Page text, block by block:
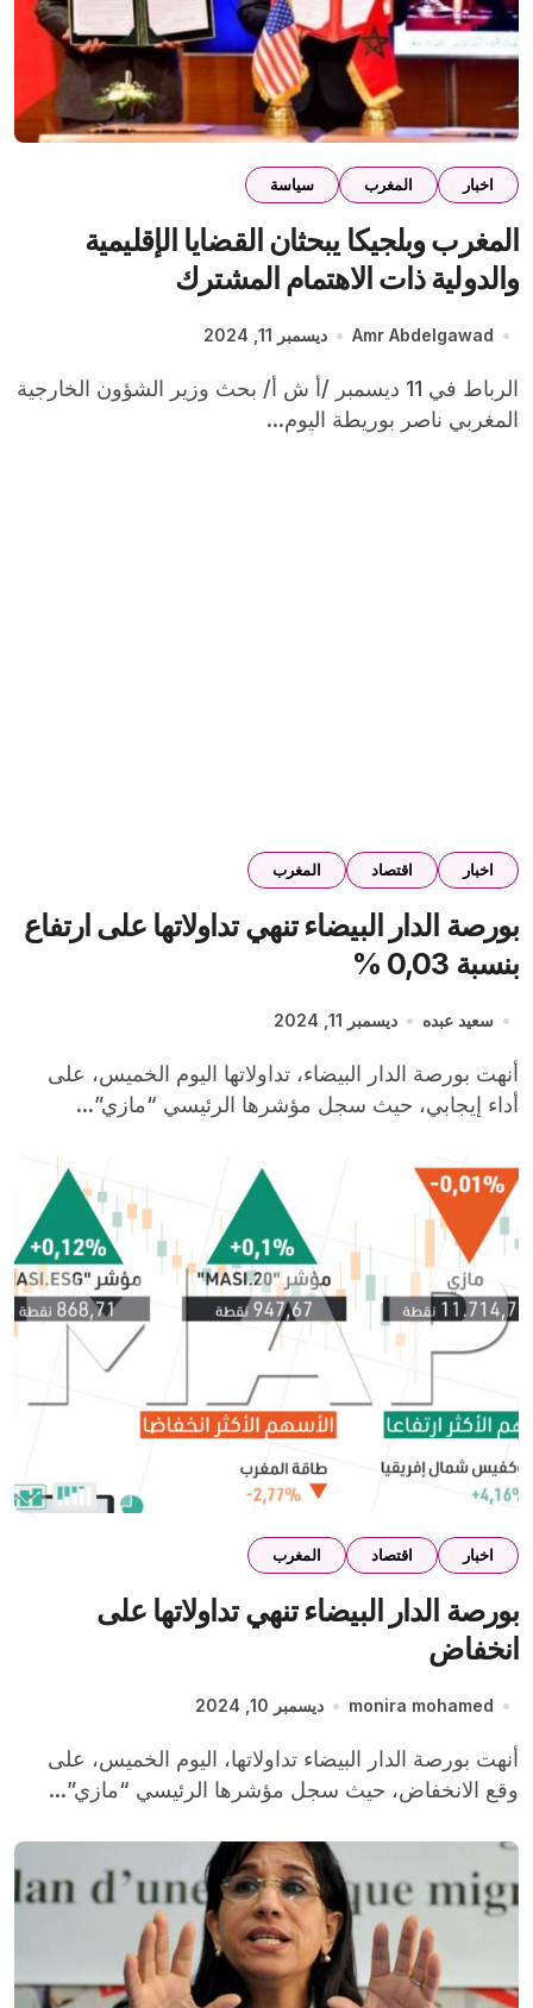
اخبار المغرب سياسة
المغرب وبلجيكا يبحثان القضايا الإقليمية
والدولية ذات الاهتمام المشترك
Amr Abdelgawad ديسمبر 11, 2024
الرباط في 11 ديسمبر /أ ش أ/ بحث وزير الشؤون الخارجية
المغربي ناصر بوريطة اليوم...
اخبار اقتصاد المغرب
بورصة الدار البيضاء تنهي تداولاتها على ارتفاع
بنسبة 0,03 %
سعيد عبده ديسمبر 11, 2024
أنهت بورصة الدار البيضاء، تداولاتها اليوم الخميس، على
أداء إيجابي، حيث سجل مؤشرها الرئيسي “مازي”...
اخبار اقتصاد المغرب
بورصة الدار البيضاء تنهي تداولاتها على
انخفاض
monira mohamed ديسمبر 10, 2024
أنهت بورصة الدار البيضاء تداولاتها، اليوم الخميس، على
وقع الانخفاض، حيث سجل مؤشرها الرئيسي “مازي”...